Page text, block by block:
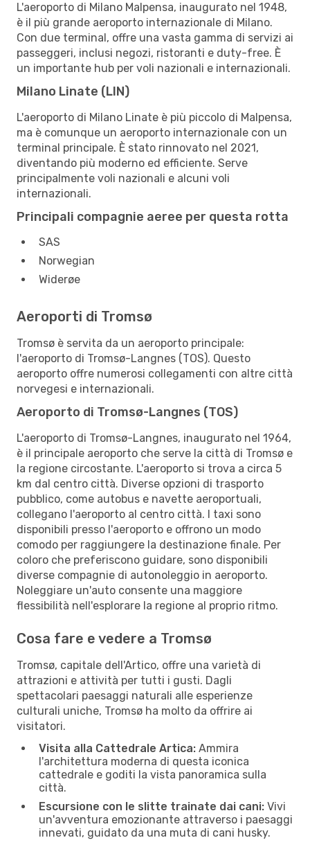
L'aeroporto di Milano Malpensa, inaugurato nel 1948,
è il più grande aeroporto internazionale di Milano.
Con due terminal, offre una vasta gamma di servizi ai
passeggeri, inclusi negozi, ristoranti e duty-free. È
un importante hub per voli nazionali e internazionali.
Milano Linate (LIN)
L'aeroporto di Milano Linate è più piccolo di Malpensa,
ma è comunque un aeroporto internazionale con un
terminal principale. È stato rinnovato nel 2021,
diventando più moderno ed efficiente. Serve
principalmente voli nazionali e alcuni voli
internazionali.
Principali compagnie aeree per questa rotta
SAS
Norwegian
Widerøe
Aeroporti di Tromsø
Tromsø è servita da un aeroporto principale:
l'aeroporto di Tromsø-Langnes (TOS). Questo
aeroporto offre numerosi collegamenti con altre città
norvegesi e internazionali.
Aeroporto di Tromsø-Langnes (TOS)
L'aeroporto di Tromsø-Langnes, inaugurato nel 1964,
è il principale aeroporto che serve la città di Tromsø e
la regione circostante. L'aeroporto si trova a circa 5
km dal centro città. Diverse opzioni di trasporto
pubblico, come autobus e navette aeroportuali,
collegano l'aeroporto al centro città. I taxi sono
disponibili presso l'aeroporto e offrono un modo
comodo per raggiungere la destinazione finale. Per
coloro che preferiscono guidare, sono disponibili
diverse compagnie di autonoleggio in aeroporto.
Noleggiare un'auto consente una maggiore
flessibilità nell'esplorare la regione al proprio ritmo.
Cosa fare e vedere a Tromsø
Tromsø, capitale dell'Artico, offre una varietà di
attrazioni e attività per tutti i gusti. Dagli
spettacolari paesaggi naturali alle esperienze
culturali uniche, Tromsø ha molto da offrire ai
visitatori.
Visita alla Cattedrale Artica: Ammira
l'architettura moderna di questa iconica
cattedrale e goditi la vista panoramica sulla
città.
Escursione con le slitte trainate dai cani: Vivi
un'avventura emozionante attraverso i paesaggi
innevati, guidato da una muta di cani husky.